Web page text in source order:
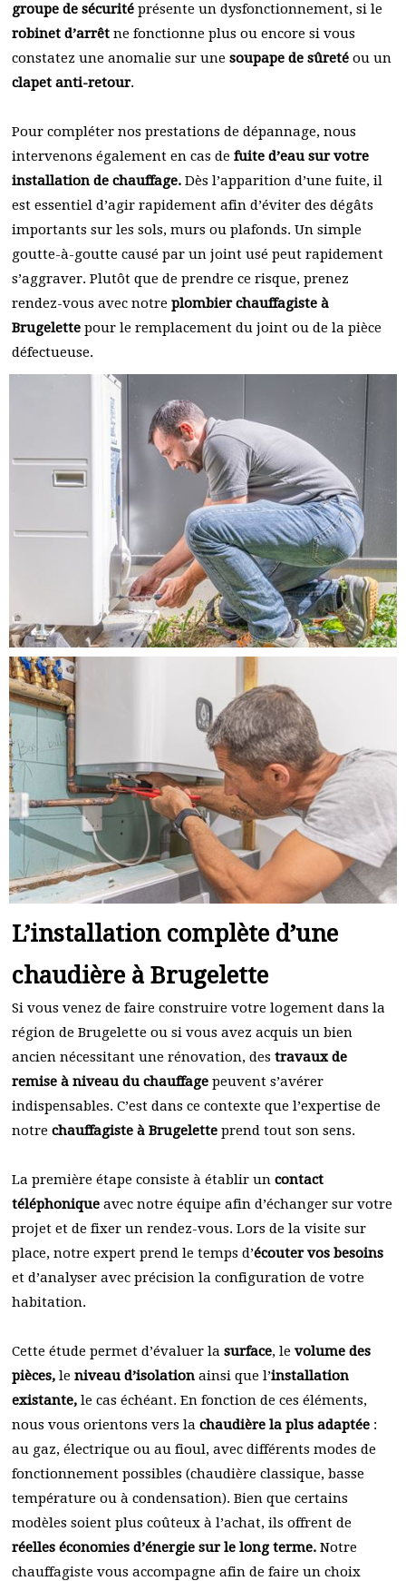
groupe de sécurité présente un dysfonctionnement, si le
robinet d’arrêt ne fonctionne plus ou encore si vous
constatez une anomalie sur une soupape de sûreté ou un
clapet anti-retour.
Pour compléter nos prestations de dépannage, nous
intervenons également en cas de fuite d’eau sur votre
installation de chauffage. Dès l’apparition d’une fuite, il
est essentiel d’agir rapidement afin d’éviter des dégâts
importants sur les sols, murs ou plafonds. Un simple
goutte-à-goutte causé par un joint usé peut rapidement
s’aggraver. Plutôt que de prendre ce risque, prenez
rendez-vous avec notre plombier chauffagiste à
Brugelette pour le remplacement du joint ou de la pièce
défectueuse.
L’installation complète d’une
chaudière à Brugelette
Si vous venez de faire construire votre logement dans la
région de Brugelette ou si vous avez acquis un bien
ancien nécessitant une rénovation, des travaux de
remise à niveau du chauffage peuvent s’avérer
indispensables. C’est dans ce contexte que l’expertise de
notre chauffagiste à Brugelette prend tout son sens.
La première étape consiste à établir un contact
téléphonique avec notre équipe afin d’échanger sur votre
projet et de fixer un rendez-vous. Lors de la visite sur
place, notre expert prend le temps d’écouter vos besoins
et d’analyser avec précision la configuration de votre
habitation.
Cette étude permet d’évaluer la surface, le volume des
pièces, le niveau d’isolation ainsi que l’installation
existante, le cas échéant. En fonction de ces éléments,
nous vous orientons vers la chaudière la plus adaptée :
au gaz, électrique ou au fioul, avec différents modes de
fonctionnement possibles (chaudière classique, basse
température ou à condensation). Bien que certains
modèles soient plus coûteux à l’achat, ils offrent de
réelles économies d’énergie sur le long terme. Notre
chauffagiste vous accompagne afin de faire un choix